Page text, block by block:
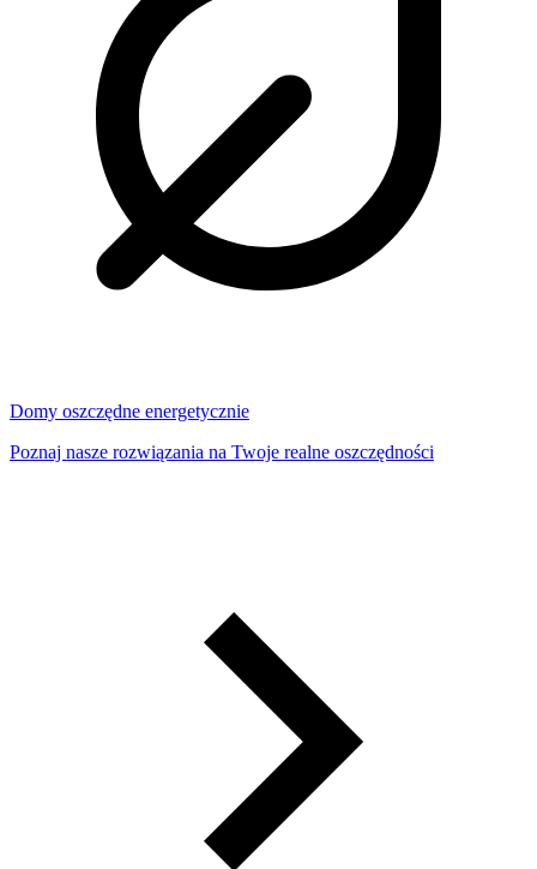
Domy oszczędne energetycznie
Poznaj nasze rozwiązania na Twoje realne oszczędności